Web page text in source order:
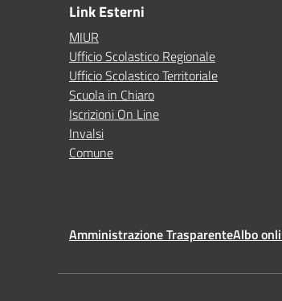
Link Esterni
MIUR
Ufficio Scolastico Regionale
Ufficio Scolastico Territoriale
Scuola in Chiaro
Iscrizioni On Line
Invalsi
Comune
Amministrazione TrasparenteAlbo